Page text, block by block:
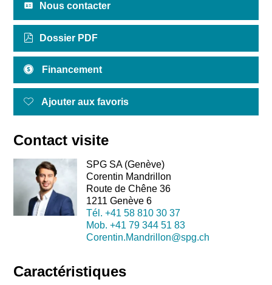
Nous contacter
Dossier PDF
Financement
Ajouter aux favoris
Contact visite
SPG SA (Genève)
Corentin Mandrillon
Route de Chêne 36
1211 Genève 6
Tél. +41 58 810 30 37
Mob. +41 79 344 51 83
Corentin.Mandrillon@spg.ch
Caractéristiques